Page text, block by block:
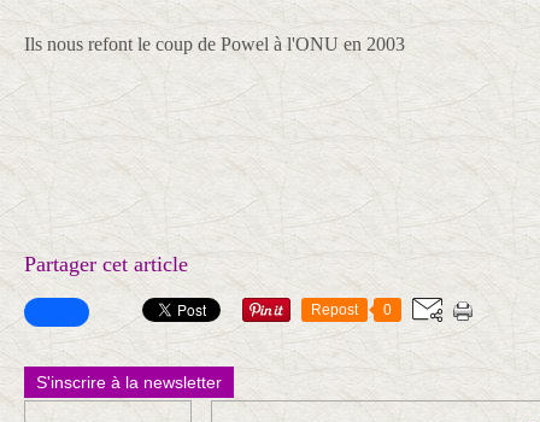
Ils nous refont le coup de Powel à l'ONU en 2003
Partager cet article
Repost 0
S'inscrire à la newsletter